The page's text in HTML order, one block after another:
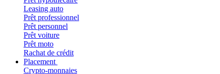
Leasing auto
Prêt professionnel
Prêt personnel
Prêt voiture
Prêt moto
Rachat de crédit
Placement
Crypto-monnaies